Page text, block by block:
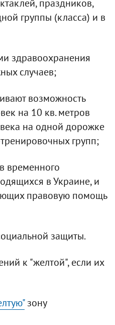
праздников,
группы (класса) и в
здравоохранения
случаев;
возможность
на 10 кв. метров
на одной дорожке
групп;
временного
в Украине, и
правовую помощь
защиты.
к "желтой", если их
зону